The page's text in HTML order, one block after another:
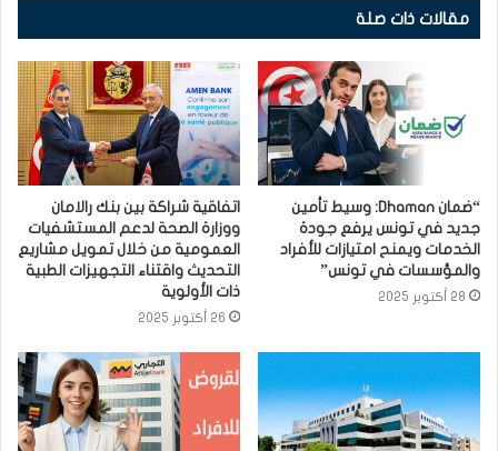
مقالات ذات صلة
“ضمان Dhaman: وسيط تأمين
جديد في تونس يرفع جودة
الخدمات ويمنح امتيازات للأفراد
والمؤسسات في تونس”
28 أكتوبر 2025
اتفاقية شراكة بين بنك رالامان
ووزارة الصحة لدعم المستشفيات
العمومية من خلال تمويل مشاريع
التحديث واقتناء التجهيزات الطبية
ذات الأولوية
26 أكتوبر 2025